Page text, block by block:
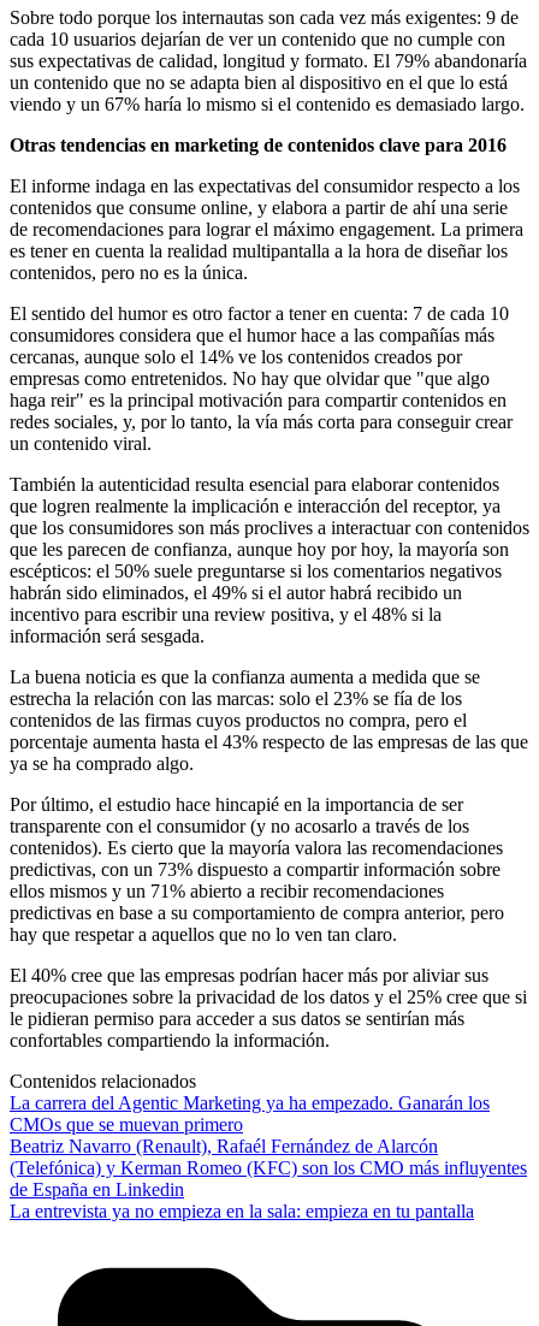
Sobre todo porque los internautas son cada vez más exigentes: 9 de
cada 10 usuarios dejarían de ver un contenido que no cumple con
sus expectativas de calidad, longitud y formato. El 79% abandonaría
un contenido que no se adapta bien al dispositivo en el que lo está
viendo y un 67% haría lo mismo si el contenido es demasiado largo.
Otras tendencias en marketing de contenidos clave para 2016
El informe indaga en las expectativas del consumidor respecto a los
contenidos que consume online, y elabora a partir de ahí una serie
de recomendaciones para lograr el máximo engagement. La primera
es tener en cuenta la realidad multipantalla a la hora de diseñar los
contenidos, pero no es la única.
El sentido del humor es otro factor a tener en cuenta: 7 de cada 10
consumidores considera que el humor hace a las compañías más
cercanas, aunque solo el 14% ve los contenidos creados por
empresas como entretenidos. No hay que olvidar que "que algo
haga reir" es la principal motivación para compartir contenidos en
redes sociales, y, por lo tanto, la vía más corta para conseguir crear
un contenido viral.
También la autenticidad resulta esencial para elaborar contenidos
que logren realmente la implicación e interacción del receptor, ya
que los consumidores son más proclives a interactuar con contenidos
que les parecen de confianza, aunque hoy por hoy, la mayoría son
escépticos: el 50% suele preguntarse si los comentarios negativos
habrán sido eliminados, el 49% si el autor habrá recibido un
incentivo para escribir una review positiva, y el 48% si la
información será sesgada.
La buena noticia es que la confianza aumenta a medida que se
estrecha la relación con las marcas: solo el 23% se fía de los
contenidos de las firmas cuyos productos no compra, pero el
porcentaje aumenta hasta el 43% respecto de las empresas de las que
ya se ha comprado algo.
Por último, el estudio hace hincapié en la importancia de ser
transparente con el consumidor (y no acosarlo a través de los
contenidos). Es cierto que la mayoría valora las recomendaciones
predictivas, con un 73% dispuesto a compartir información sobre
ellos mismos y un 71% abierto a recibir recomendaciones
predictivas en base a su comportamiento de compra anterior, pero
hay que respetar a aquellos que no lo ven tan claro.
El 40% cree que las empresas podrían hacer más por aliviar sus
preocupaciones sobre la privacidad de los datos y el 25% cree que si
le pidieran permiso para acceder a sus datos se sentirían más
confortables compartiendo la información.
Contenidos relacionados
La carrera del Agentic Marketing ya ha empezado. Ganarán los
CMOs que se muevan primero
Beatriz Navarro (Renault), Rafaél Fernández de Alarcón
(Telefónica) y Kerman Romeo (KFC) son los CMO más influyentes
de España en Linkedin
La entrevista ya no empieza en la sala: empieza en tu pantalla